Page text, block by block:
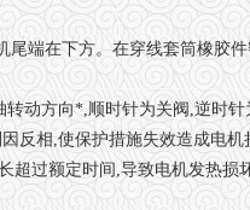
端在下方。在穿线套筒橡胶
动方向*,顺时针为关阀,逆时
反相,使保护措施失效造成电机
超过额定时间,导致电机发热损